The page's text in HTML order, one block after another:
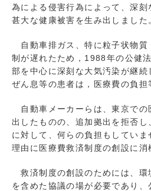
為による侵害行為によって、深刻
甚大な健康被害を生み出しました
自動車排ガス、特に粒子状物質
制が遅れたため，1988年の公健
部を中心に深刻な大気汚染が継続
ぜん息等の患者は，医療費の負
自動車メーカーらは、東京での
出したものの、追加拠出を拒否
に対して、何らの負担もしてい
理由に医療費救済制度の創設に消
救済制度の創設のためには、環
を含めた協議の場が必要であり